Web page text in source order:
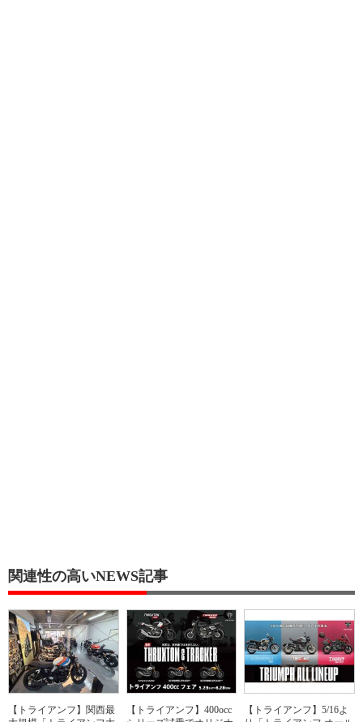
関連性の高いNEWS記事
【トライアンフ】関西最
【トライアンフ】400occ
【トライアンフ】5/16よ